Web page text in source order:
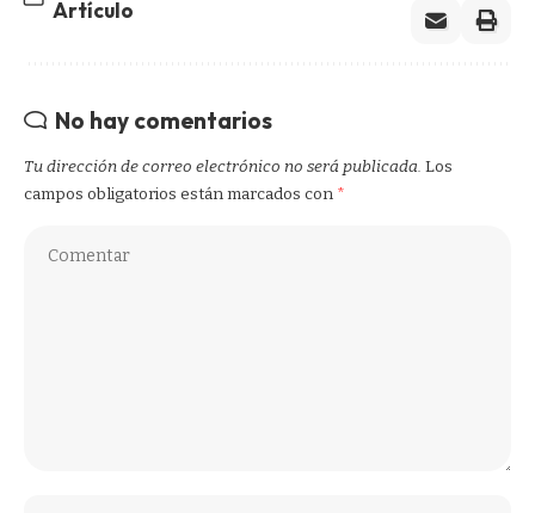
Artículo
No hay comentarios
Tu dirección de correo electrónico no será publicada. Los
campos obligatorios están marcados con *